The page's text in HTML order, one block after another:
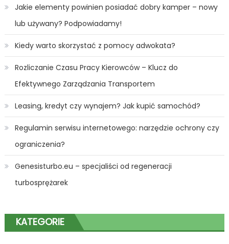
Jakie elementy powinien posiadać dobry kamper – nowy
lub używany? Podpowiadamy!
Kiedy warto skorzystać z pomocy adwokata?
Rozliczanie Czasu Pracy Kierowców – Klucz do
Efektywnego Zarządzania Transportem
Leasing, kredyt czy wynajem? Jak kupić samochód?
Regulamin serwisu internetowego: narzędzie ochrony czy
ograniczenia?
Genesisturbo.eu – specjaliści od regeneracji
turbosprężarek
KATEGORIE